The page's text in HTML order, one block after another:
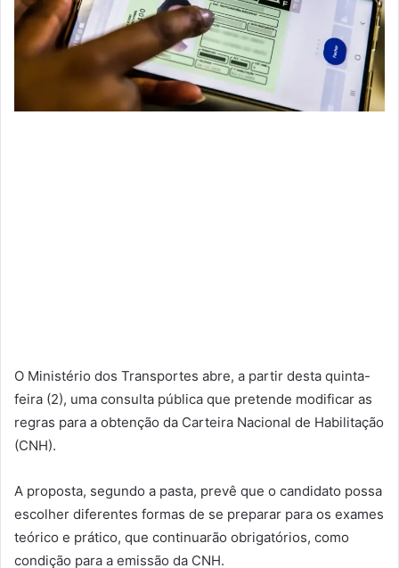
O Ministério dos Transportes abre, a partir desta quinta-
feira (2), uma consulta pública que pretende modificar as
regras para a obtenção da Carteira Nacional de Habilitação
(CNH).
A proposta, segundo a pasta, prevê que o candidato possa
escolher diferentes formas de se preparar para os exames
teórico e prático, que continuarão obrigatórios, como
condição para a emissão da CNH.